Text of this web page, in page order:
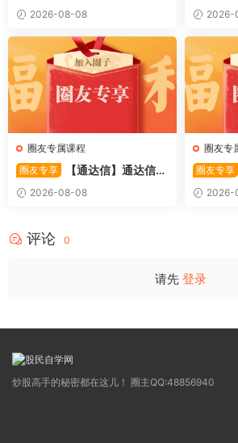
〖萧啸双通道〗主图指标 研判
时机 源码
2026-08-08
强势个
2个视频
2026-
圈友专属课程
圈友专享
【通达信】通达信
〖极致主力〗主副图/选股 放
2026-08-08
圈友专
圈友专享
〖超强
2026-
评论 0
请先 登录
炒股高手的秘密都在这儿！ 圈主QQ:48856940